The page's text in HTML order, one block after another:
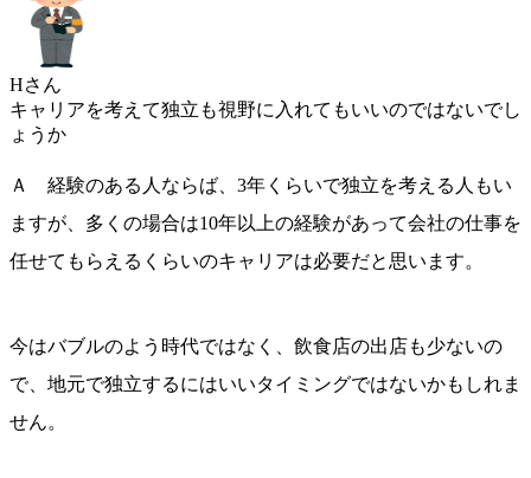
Hさん
キャリアを考えて独立も視野に入れてもいいのではないでし
ょうか
Ａ 経験のある人ならば、3年くらいで独立を考える人もい
ますが、多くの場合は10年以上の経験があって会社の仕事を
任せてもらえるくらいのキャリアは必要だと思います。
今はバブルのよう時代ではなく、飲食店の出店も少ないの
で、地元で独立するにはいいタイミングではないかもしれま
せん。